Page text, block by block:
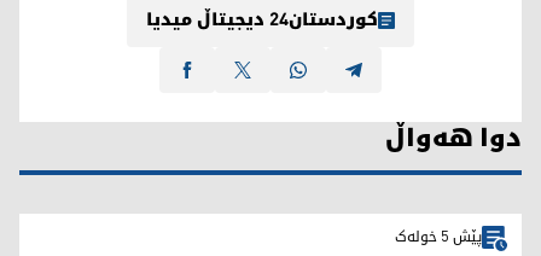
کوردستان24 دیجیتاڵ میدیا
دوا هەواڵ
پێش 5 خولەک